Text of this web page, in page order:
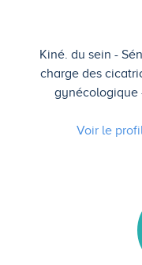
Kiné. du sein
charge des
gynécologique
Voir le